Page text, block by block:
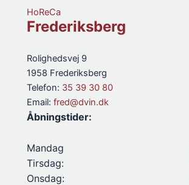
HoReCa
Frederiksberg
Rolighedsvej 9
1958 Frederiksberg
Telefon: 35 39 30 80
Email: fred@dvin.dk
Åbningstider:
Mandag
Tirsdag:
Onsdag: